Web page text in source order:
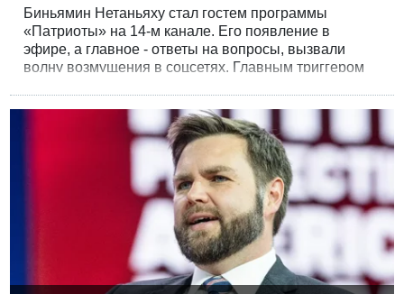
Биньямин Нетаньяху стал гостем программы
«Патриоты» на 14-м канале. Его появление в
эфире, а главное - ответы на вопросы, вызвали
волну возмущения в соцсетях. Главным триггером
изменилось в нем самом после резни 7 октября?
Прежде чем перейти к серьезным тезисам,
Нетаньяху решил отшутиться и с улыбкой бросил:
«Я немного похудел».